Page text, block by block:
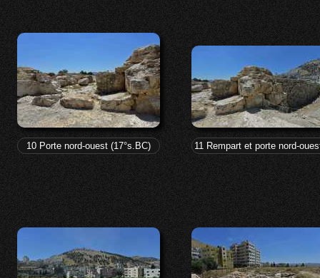
10 Porte nord-ouest (17°s.BC) 11 Rempart et porte nord-